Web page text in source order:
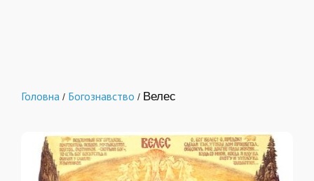
Головна / Богознавство / Велес